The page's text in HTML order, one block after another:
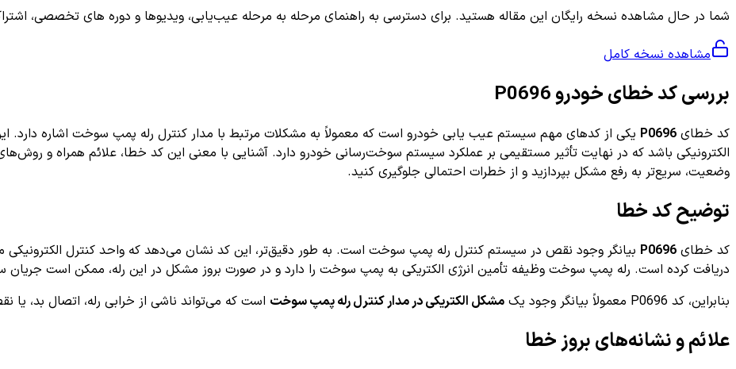
شما در حال مشاهده نسخه رایگان این مقاله هستید. برای دسترسی به راهنمای مرحله به مرحله عیب‌یابی، ویدیوها و دوره های تخصصی،
مشاهده نسخه کامل
بررسی کد خطای خودرو P0696
کد خطای P0696 یکی از کدهای مهم سیستم عیب یابی خودرو است که معمولاً به مشکلات مرتبط با مدار کنترل رله پمپ سوخت اشاره دارد.
الکترونیکی باشد که در نهایت تأثیر مستقیمی بر عملکرد سیستم سوخت‌رسانی خودرو دارد. آشنایی با معنی این کد خطا، علائم همراه و
وضعیت، سریع‌تر به رفع مشکل بپردازید و از خطرات احتمالی جلوگیری کنید.
توضیح کد خطا
کد خطای P0696
دریافت کرده است. رله پمپ سوخت وظیفه تأمین انرژی الکتریکی به پمپ سوخت را دارد و در صورت بروز مشکل در این رله، ممکن است جریان
بنابراین، کد P0696 معمولاً بیانگر وجود یک
مشکل الکتریکی در مدار کنترل رله پمپ سوخت است که می‌تواند ناشی از خرابی رله، اتصال بد،
علائم و نشانه‌های بروز خطا